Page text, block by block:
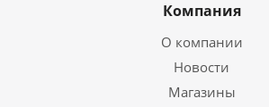
Компания
О компании
Новости
Магазины